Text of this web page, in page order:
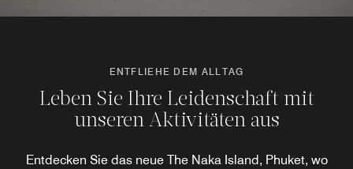
ENTFLIEHE DEM ALLTAG
Leben Sie Ihre Leidenschaft mit
unseren Aktivitäten aus
Entdecken Sie das neue The Naka Island, Phuket, wo